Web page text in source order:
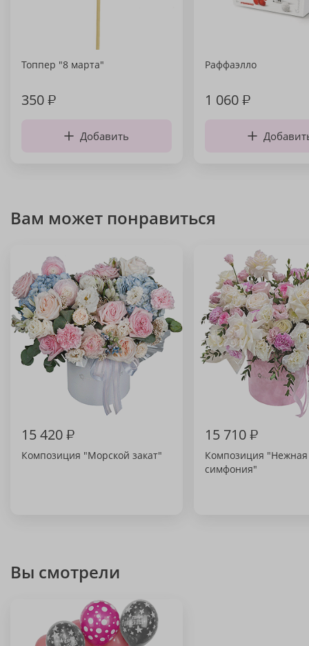
Топпер "8 марта"
350₽
Добавить
Раффаэлло
1 060₽
Вам может понравиться
15 420₽
Композиция "Морской закат"
15 710₽
Композиция "Нежная
симфония"
Вы смотрели